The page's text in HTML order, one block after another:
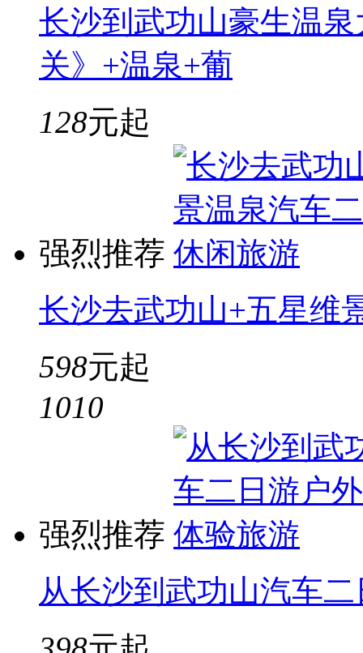
长沙到武功山豪生温
关》+温泉+葡
128元起
强烈推荐
长沙去武功山+五星维
598元起
1010
强烈推荐
从长沙到武功山汽车